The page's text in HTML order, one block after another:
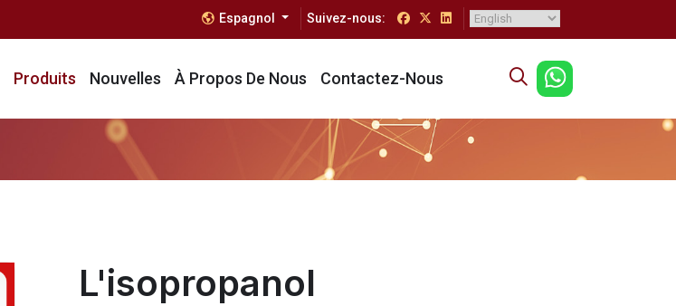
Espagnol Suivez-nous:
Produits Nouvelles À Propos De Nous Contactez-Nous
L'isopropanol